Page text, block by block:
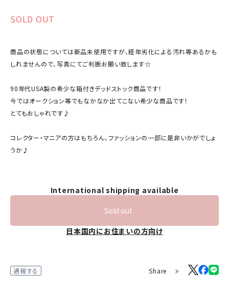
SOLD OUT
商品の状態については新品未使用ですが、経年劣化による汚れ等あるかも
しれませんので、写真にてご判断お願い致します☆
90年代USA製の希少な箱付きデッドストック商品です！
今ではオークション等でもなかなか出てこない希少な商品です！
とてもおしゃれです♪
コレクター・マニアの方はもちろん、ファッションの一部に是非いかがでしょ
うか♪
International shipping available
Sold out
日本国内にお住まいの方向け
通報する Share